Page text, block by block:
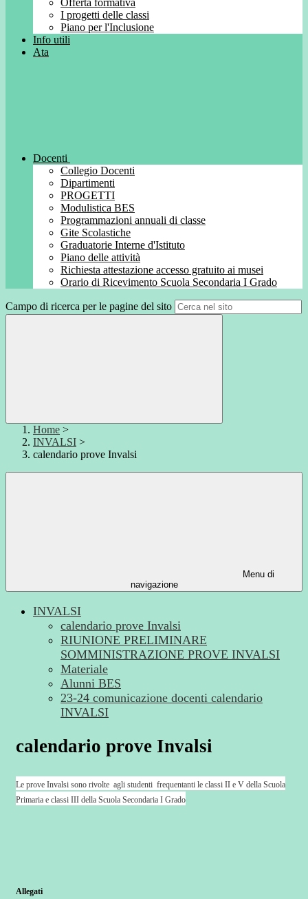
Offerta formativa
I progetti delle classi
Piano per l'Inclusione
Info utili
Ata
Docenti
Collegio Docenti
Dipartimenti
PROGETTI
Modulistica BES
Programmazioni annuali di classe
Gite Scolastiche
Graduatorie Interne d'Istituto
Piano delle attività
Richiesta attestazione accesso gratuito ai musei
Orario di Ricevimento Scuola Secondaria I Grado
Campo di ricerca per le pagine del sito
Home >
INVALSI >
calendario prove Invalsi
Menu di
navigazione
INVALSI
calendario prove Invalsi
RIUNIONE PRELIMINARE
SOMMINISTRAZIONE PROVE INVALSI
Materiale
Alunni BES
23-24 comunicazione docenti calendario
INVALSI
calendario prove Invalsi
Le prove Invalsi sono rivolte agli studenti frequentanti le classi II e V della Scuola
Primaria e classi III della Scuola Secondaria I Grado
Allegati